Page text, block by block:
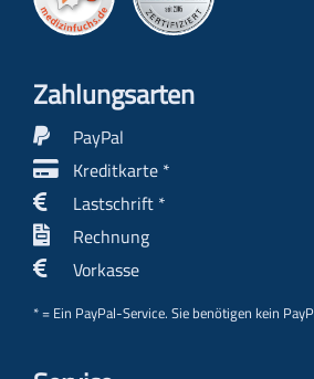
Zahlungs­arten
PayPal
Kreditkarte *
Lastschrift *
Rechnung
Vorkasse
* = Ein PayPal-Service. Sie benötigen kein